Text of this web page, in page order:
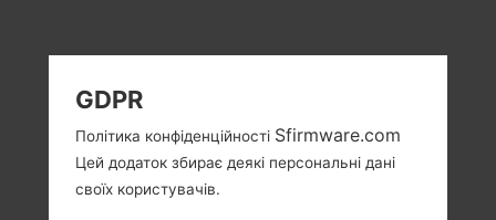
GDPR
Політика конфіденційності Sfirmware.com
Цей додаток збирає деякі персональні дані
своїх користувачів.